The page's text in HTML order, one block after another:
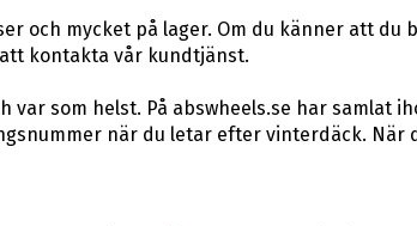
och mycket på lager. Om du känner att du
kontakta vår kundtjänst.
som helst. På abswheels.se har samlat
när du letar efter vinterdäck. När